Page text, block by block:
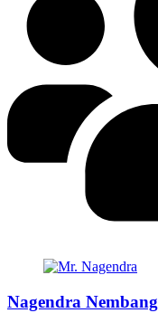
Nagendra Nembang